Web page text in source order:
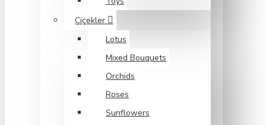
Çiçekler
Lotus
Mixed Bouquets
Orchids
Roses
Sunflowers